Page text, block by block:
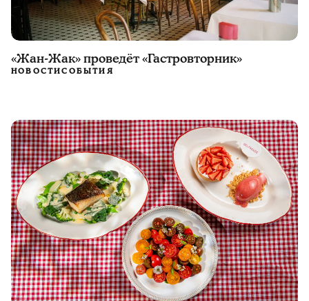
«Жан-Жак» проведёт «Гастровторник»
НОВОСТИСОБЫТИЯ